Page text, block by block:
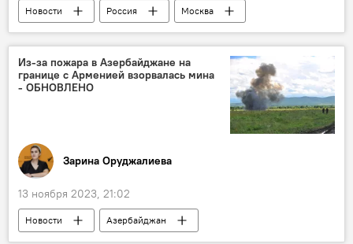
Новости Россия
Москва
Сибирь
Зима
Климатолог
Прогноз
Глобальное потепление
Снег
температура воздуха
Климат
Из-за пожара в Азербайджане на
границе с Арменией взорвалась мина
- ОБНОВЛЕНО
Зарина Оруджалиева
13 ноября 2023, 21:02
Новости
Азербайджан